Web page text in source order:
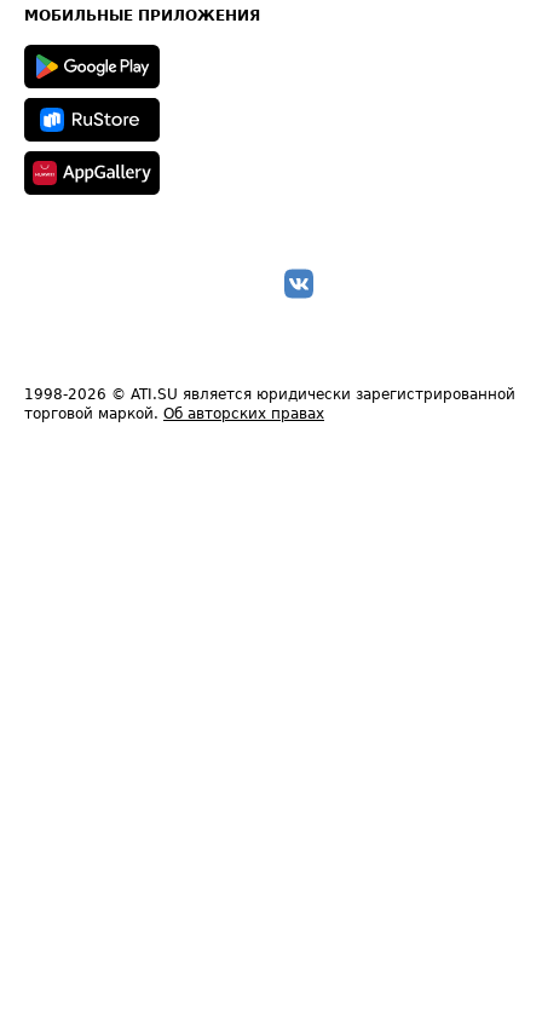
Техническая информация
МОБИЛЬНЫЕ ПРИЛОЖЕНИЯ
1998-2026 © ATI.SU является юридически зарегистрированной
торговой маркой. Об авторских правах